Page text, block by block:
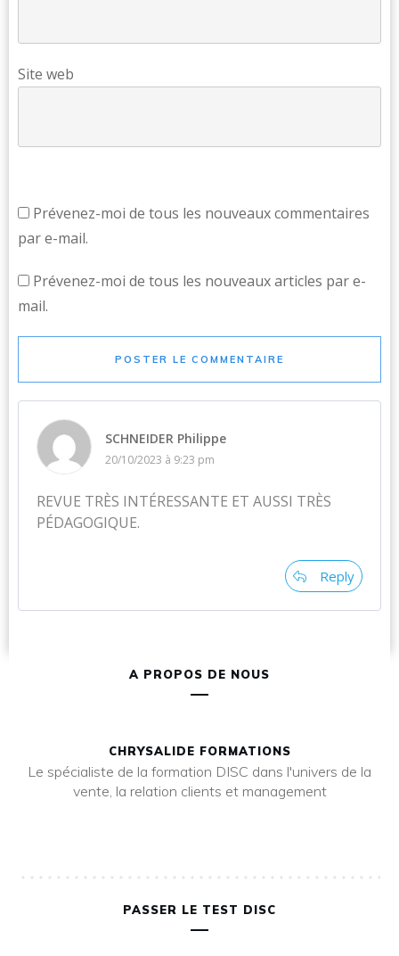
Site web
Prévenez-moi de tous les nouveaux commentaires
par e-mail.
Prévenez-moi de tous les nouveaux articles par e-
mail.
POSTER LE COMMENTAIRE
SCHNEIDER Philippe
20/10/2023 à 9:23 pm
REVUE TRÈS INTÉRESSANTE ET AUSSI TRÈS
PÉDAGOGIQUE.
Reply
A PROPOS DE NOUS
CHRYSALIDE FORMATIONS
Le spécialiste de la formation DISC dans l'univers de la
vente, la relation clients et management
PASSER LE TEST DISC